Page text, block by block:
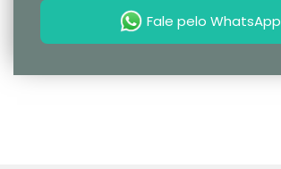
Fale pelo WhatsApp